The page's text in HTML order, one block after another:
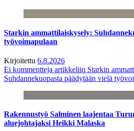
Starkin ammattilaiskysely:
työvoimapulaan
Kirjoitettu 6.8.2026
Ei kommentteja artikkeliin Starkin
Suhdannekuopasta päädytään vielä
Rakennustyö Salminen laajentaa
aluejohtajaksi Heikki Malaska